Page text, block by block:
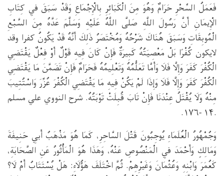
فَعَمَلُ السِّحْرِ حَرَامٌ وَهُوَ مِنَ الْكَبَائِرِ بِالْإِجْمَاعِ وَقَدْ سَبَقَ فِي كِتَابِ
الْإِيمَانِ أَنَّ رَسُولَ اللَّهِ صَلَّى اللَّهُ عَلَيْهِ وَسَلَّمَ عَدَّهُ مِنَ السَّبْعِ
الْمُوبِقَاتِ وَسَبَقَ هُنَاكَ شَرْحُهُ وَمُخْتَصَرُ ذَلِكَ أَنَّهُ قَدْ يَكُونُ كفرا وقد
لايكون كُفْرًا بَلْ مَعْصِيَتُهُ كَبِيرَةٌ فَإِنْ كَانَ فِيهِ قَوْلٌ أَوْ فِعْلٌ يَقْتَضِي
الْكُفْرَ كَفَرَ وَإِلَّا فَلَا وَأَمَّا تَعَلُّمُهُ وَتَعْلِيمُهُ فَحَرَامٌ فَإِنْ تَضَمَّنَ مَا يَقْتَضِي
الْكُفْرَ كَفَرَ وَإِلَّا فَلَا وَإِذَا لَمْ يَكُنْ فِيهِ مَا يَقْتَضِي الْكُفْرَ عُزِّرَ وَاسْتُتِيبَ
مِنْهُ وَلَا يُقْتَلُ عِنْدَنَا فَإِنْ تَابَ قُبِلَتْ تَوْبَتُهُ. شرح النووي علي مسلم
.۱۴ -۱۷۶.
وَجُمْهُورُ الْعُلَمَاءِ يُوجِبُونَ قَتْلَ السَّاحِرِ، كَمَا هُوَ مَذْهَبُ أَبِي حَنِيفَةَ
وَمَالِكٍ وَأَحْمَدَ فِي الْمَنْصُوصِ عَنْهُ، وَهَذَا هُوَ الْمَأْثُورُ عَنِ الصَّحَابَةِ،
كَعُمَرَ وَابْنِهِ وَعُثْمَانَ وَغَيْرِهِمْ. ثُمَّ اخْتَلَفَ هَؤُلَاءِ: هَلْ يُسْتَتَابُ أَمْ لَا؟